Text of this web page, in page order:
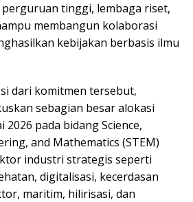
tinggi, lembaga riset,
membangun kolaborasi
kebijakan berbasis ilmu
dari komitmen tersebut,
sebagian besar alokasi
2026 pada bidang Science,
and Mathematics (STEM)
industri strategis seperti
digitalisasi, kecerdasan
maritim, hilirisasi, dan